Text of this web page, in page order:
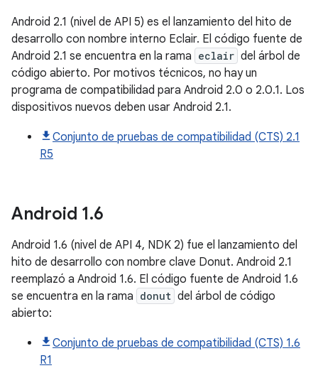
Android 2.1 (nivel de API 5) es el lanzamiento del hito de
desarrollo con nombre interno Eclair. El código fuente de
Android 2.1 se encuentra en la rama eclair del árbol de
código abierto. Por motivos técnicos, no hay un
programa de compatibilidad para Android 2.0 o 2.0.1. Los
dispositivos nuevos deben usar Android 2.1.
Conjunto de pruebas de compatibilidad (CTS) 2.1
R5
Android 1.6
Android 1.6 (nivel de API 4, NDK 2) fue el lanzamiento del
hito de desarrollo con nombre clave Donut. Android 2.1
reemplazó a Android 1.6. El código fuente de Android 1.6
se encuentra en la rama donut del árbol de código
abierto:
Conjunto de pruebas de compatibilidad (CTS) 1.6
R1